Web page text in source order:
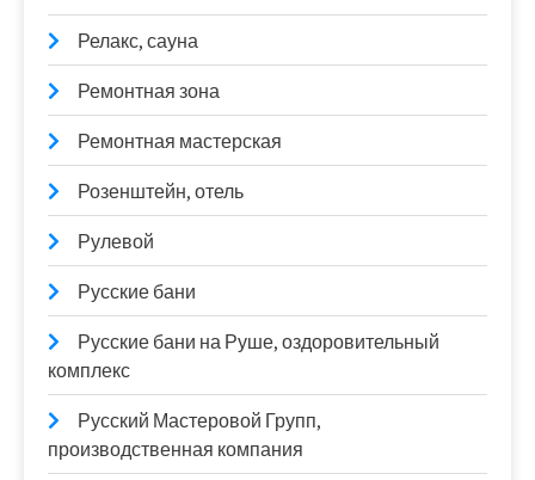
Релакс, сауна
Ремонтная зона
Ремонтная мастерская
Розенштейн, отель
Рулевой
Русские бани
Русские бани на Руше, оздоровительный
комплекс
Русский Мастеровой Групп,
производственная компания